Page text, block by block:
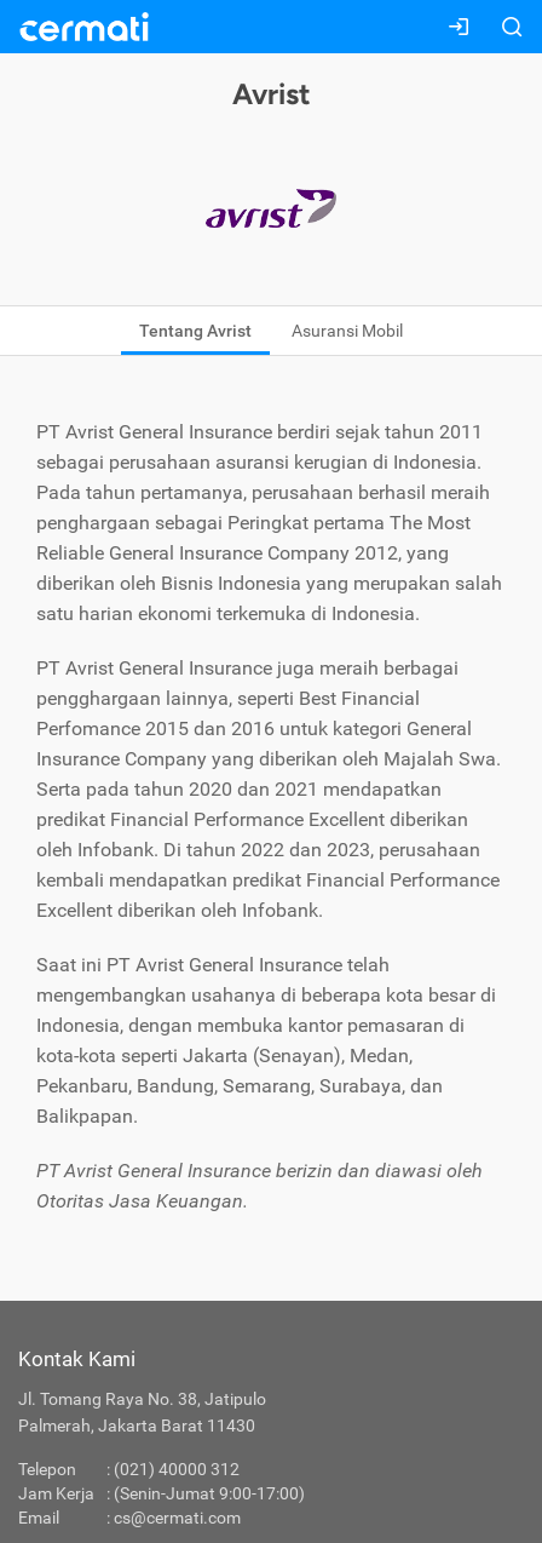
Avrist
Tentang Avrist Asuransi Mobil
PT Avrist General Insurance berdiri sejak tahun 2011
sebagai perusahaan asuransi kerugian di Indonesia.
Pada tahun pertamanya, perusahaan berhasil meraih
penghargaan sebagai Peringkat pertama The Most
Reliable General Insurance Company 2012, yang
diberikan oleh Bisnis Indonesia yang merupakan salah
satu harian ekonomi terkemuka di Indonesia.
PT Avrist General Insurance juga meraih berbagai
pengghargaan lainnya, seperti Best Financial
Perfomance 2015 dan 2016 untuk kategori General
Insurance Company yang diberikan oleh Majalah Swa.
Serta pada tahun 2020 dan 2021 mendapatkan
predikat Financial Performance Excellent diberikan
oleh Infobank. Di tahun 2022 dan 2023, perusahaan
kembali mendapatkan predikat Financial Performance
Excellent diberikan oleh Infobank.
Saat ini PT Avrist General Insurance telah
mengembangkan usahanya di beberapa kota besar di
Indonesia, dengan membuka kantor pemasaran di
kota-kota seperti Jakarta (Senayan), Medan,
Pekanbaru, Bandung, Semarang, Surabaya, dan
Balikpapan.
PT Avrist General Insurance berizin dan diawasi oleh
Otoritas Jasa Keuangan.
Kontak Kami
Jl. Tomang Raya No. 38, Jatipulo
Palmerah, Jakarta Barat 11430
Telepon : (021) 40000 312
Jam Kerja
: (Senin-Jumat 9:00-17:00)
Email
:cs@cermati.com